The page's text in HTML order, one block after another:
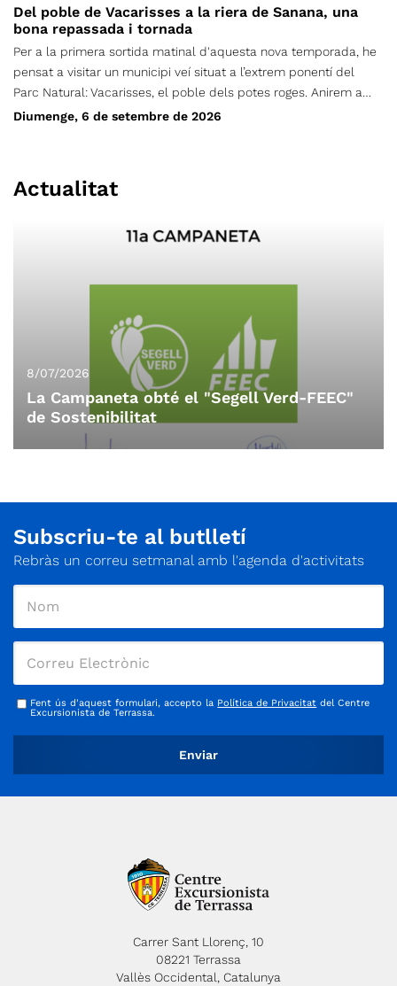
Del poble de Vacarisses a la riera de Sanana, una
bona repassada i tornada
Per a la primera sortida matinal d'aquesta nova temporada, he
pensat a visitar un municipi veí situat a l’extrem ponentí del
Parc Natural: Vacarisses, el poble dels potes roges. Anirem a
recórrer part de les dues ribes de la riera de Sanana i del
temps de marxa, els visitarem tots o només els troncals.
situat sota el km 1.0 de la carretera de Vacarisses a la Bauma
llarga per esmorzar). Per tant, serà un traçat trencacames i
exigent físicament.
Diumenge, 6 de setembre de 2026
Actualitat
8/07/2026
La Campaneta obté el "Segell Verd-FEEC"
de Sostenibilitat
Subscriu-te al butlletí
Rebràs un correu setmanal amb l'agenda d'activitats
Fent ús d'aquest formulari, accepto la Política de Privacitat del Centre
Excursionista de Terrassa.
Carrer Sant Llorenç, 10
08221 Terrassa
Vallès Occidental, Catalunya